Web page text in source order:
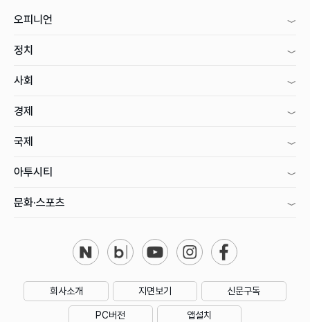
오피니언
정치
사회
경제
국제
아투시티
문화·스포츠
회사소개 지면보기 신문구독
PC버전 앱설치